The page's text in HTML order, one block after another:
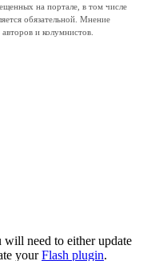
на портале, в том числе
обязательной. Мнение
и колумнистов.
need to either update
yourFlash plugin.